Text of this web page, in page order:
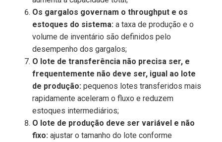
Os gargalos governam o throughput e os
estoques do sistema: a taxa de produção e o
volume de inventário são definidos pelo
desempenho dos gargalos;
O lote de transferência não precisa ser, e
frequentemente não deve ser, igual ao lote
de produção: pequenos lotes transferidos mais
rapidamente aceleram o fluxo e reduzem
estoques intermediários;
O lote de produção deve ser variável e não
fixo: ajustar o tamanho do lote conforme